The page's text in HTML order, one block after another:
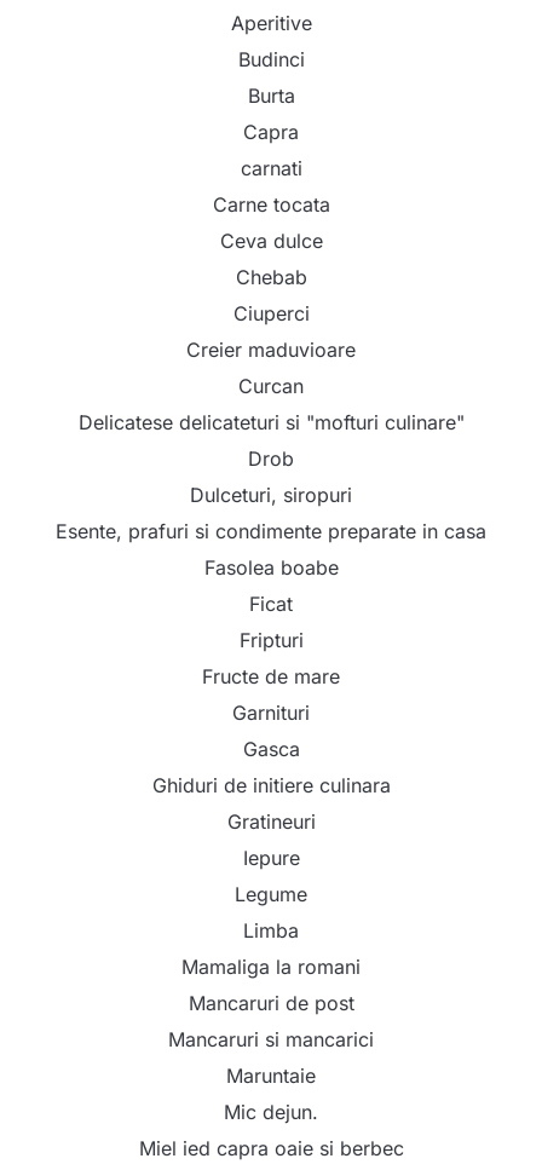
Aperitive
Budinci
Burta
Capra
carnati
Carne tocata
Ceva dulce
Chebab
Ciuperci
Creier maduvioare
Curcan
Delicatese delicateturi si "mofturi culinare"
Drob
Dulceturi, siropuri
Esente, prafuri si condimente preparate in casa
Fasolea boabe
Ficat
Fripturi
Fructe de mare
Garnituri
Gasca
Ghiduri de initiere culinara
Gratineuri
Iepure
Legume
Limba
Mamaliga la romani
Mancaruri de post
Mancaruri si mancarici
Maruntaie
Mic dejun.
Miel ied capra oaie si berbec